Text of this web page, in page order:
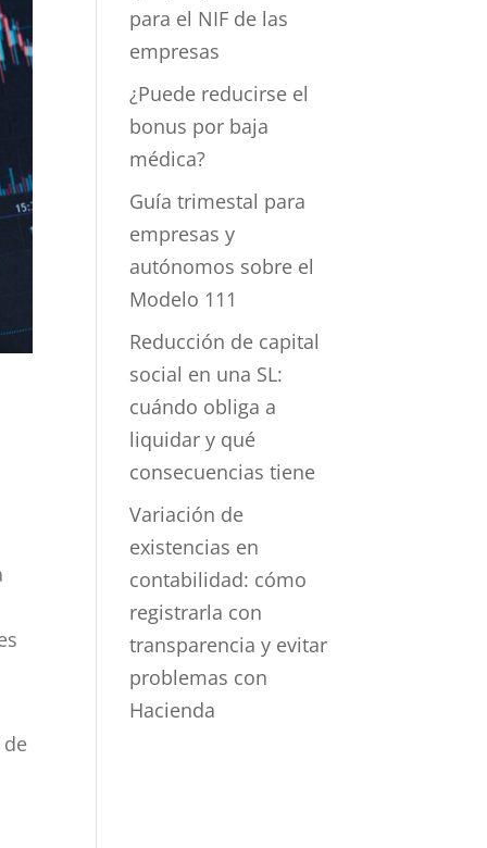
para el NIF de las
empresas
¿Puede reducirse el
bonus por baja
médica?
Guía trimestal para
empresas y
autónomos sobre el
Modelo 111
Reducción de capital
social en una SL:
cuándo obliga a
liquidar y qué
consecuencias tiene
Variación de
existencias en
contabilidad: cómo
registrarla con
transparencia y evitar
problemas con
Hacienda